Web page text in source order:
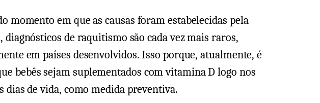
momento em que as causas foram estabelecidas pela
diagnósticos de raquitismo são cada vez mais raros,
em países desenvolvidos. Isso porque, atualmente, é
bebês sejam suplementados com vitamina D logo nos
dias de vida, como medida preventiva.